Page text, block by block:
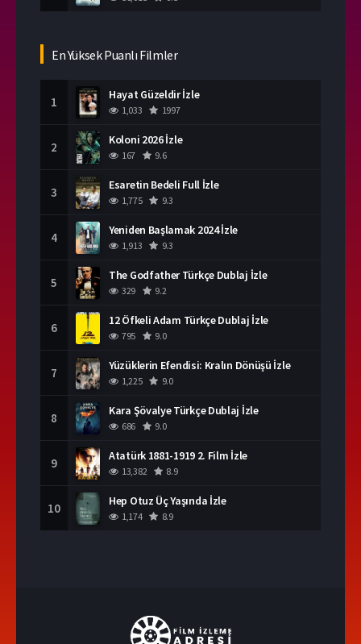
En Yüksek Puanlı Filmler
1 Hayat Güzeldir İzle
1,033 1997
2 Koloni 2026 İzle
167 9.6
3 Esaretin Bedeli Full İzle
1,775 9.3
4 Yeniden Başlamak 2024 İzle
1,913 9.3
5 The Godfather Türkçe Dublaj İzle
329 9.2
6 12 Öfkeli Adam Türkçe Dublaj İzle
795 9.0
7 Yüzüklerin Efendisi: Kralın Dönüşü İzle
1,225 9.0
8 Kara Şövalye Türkçe Dublaj İzle
686 9.0
9 Atatürk 1881-1919 2. Film İzle
13,382 8.9
10 Hep Otuz Üç Yaşında İzle
1,174 8.9